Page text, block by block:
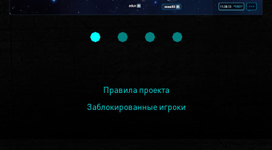
Правила проекта
Заблокированные игроки